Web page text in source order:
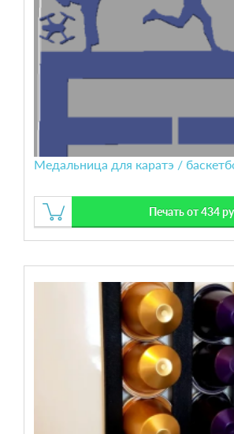
Медальница для каратэ /
Печать от 434